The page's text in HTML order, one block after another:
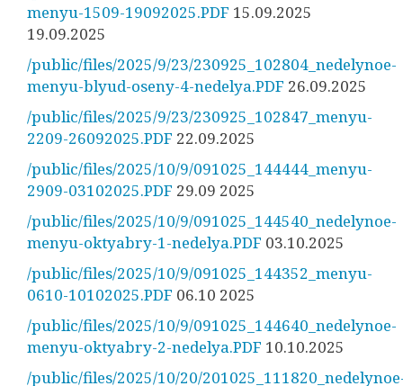
menyu-1509-19092025.PDF 15.09.2025
19.09.2025
/public/files/2025/9/23/230925_102804_nedelynoe-
menyu-blyud-oseny-4-nedelya.PDF 26.09.2025
/public/files/2025/9/23/230925_102847_menyu-
2209-26092025.PDF 22.09.2025
/public/files/2025/10/9/091025_144444_menyu-
2909-03102025.PDF 29.09 2025
/public/files/2025/10/9/091025_144540_nedelynoe-
menyu-oktyabry-1-nedelya.PDF 03.10.2025
/public/files/2025/10/9/091025_144352_menyu-
0610-10102025.PDF 06.10 2025
/public/files/2025/10/9/091025_144640_nedelynoe-
menyu-oktyabry-2-nedelya.PDF 10.10.2025
/public/files/2025/10/20/